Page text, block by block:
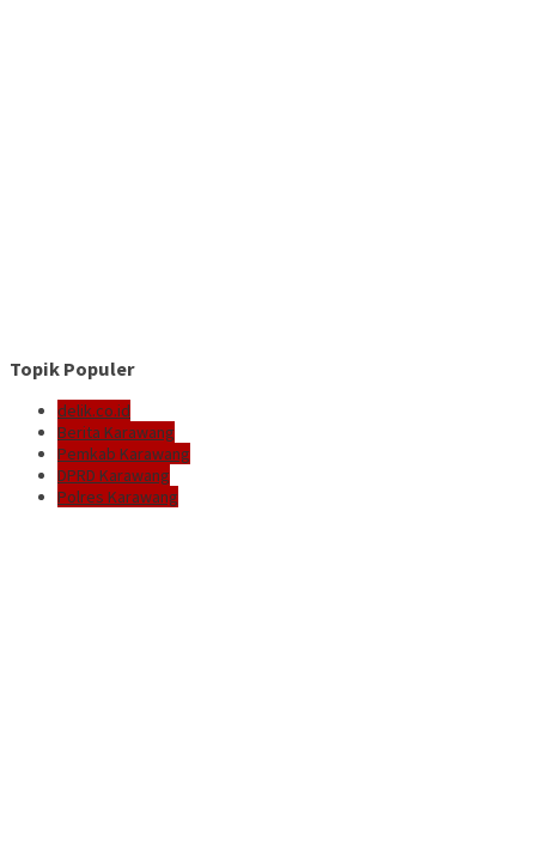
Topik Populer
delik.co.id
Berita Karawang
Pemkab Karawang
DPRD Karawang
Polres Karawang